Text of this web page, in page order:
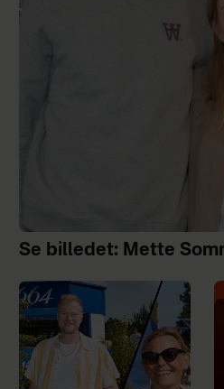
Se billedet: Mette